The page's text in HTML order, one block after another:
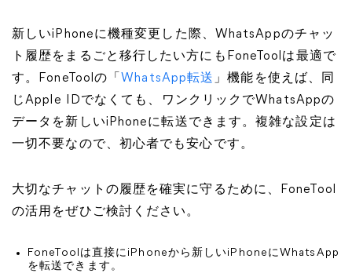
新しいiPhoneに機種変更した際、WhatsAppのチャッ
ト履歴をまるごと移行したい方にもFoneToolは最適で
す。FoneToolの「 WhatsApp転送 」機能を使えば、同
じApple IDでなくても、ワンクリックでWhatsAppの
データを新しいiPhoneに転送できます。複雑な設定は
一切不要なので、初心者でも安心です。
大切なチャットの履歴を確実に守るために、FoneTool
の活用をぜひご検討ください。
FoneToolは直接にiPhoneから新しいiPhoneにWhatsApp
を転送できます。